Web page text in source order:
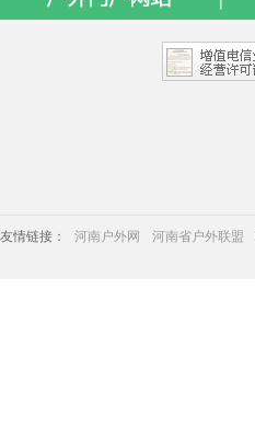
友情链接： 河南户外网 河南省户外联盟